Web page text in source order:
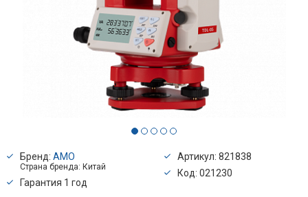
Бренд: AMO
Страна бренда: Китай
Гарантия 1 год
Артикул: 821838
Код: 021230